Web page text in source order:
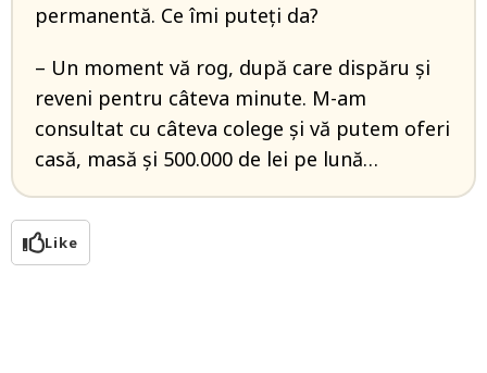
permanentă. Ce îmi puteţi da?
– Un moment vă rog, după care dispăru şi
reveni pentru câteva minute. M-am
consultat cu câteva colege şi vă putem oferi
casă, masă şi 500.000 de lei pe lună…
Like